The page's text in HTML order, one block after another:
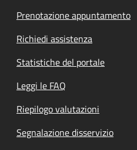
Prenotazione appuntamento
Richiedi assistenza
Statistiche del portale
Leggi le FAQ
Riepilogo valutazioni
Segnalazione disservizio